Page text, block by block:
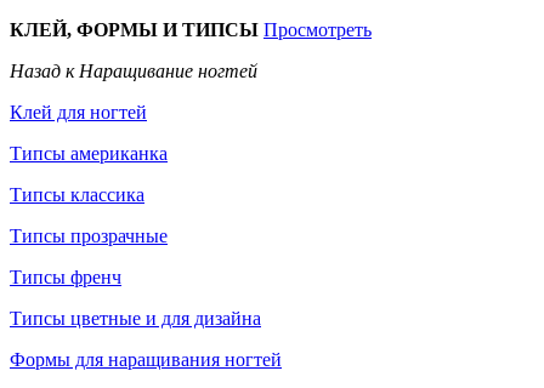
КЛЕЙ, ФОРМЫ И ТИПСЫ Просмотреть
Назад к Наращивание ногтей
Клей для ногтей
Типсы американка
Типсы классика
Типсы прозрачные
Типсы френч
Типсы цветные и для дизайна
Формы для наращивания ногтей